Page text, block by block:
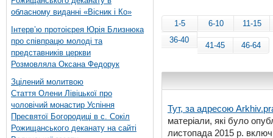
обласному виданні «Вісник і Ко»
Інтерв’ю протоієрея Юрія Близнюка
про співпрацю молоді та
представників церкви
Розмовляла Оксана Федорук
Зцілений молитвою
Стаття Олени Лівіцької про
чоловічий монастир Успіння
Пресвятої Богородиці в с. Сокіл
Рожищанського деканату на сайті
1-5 6-10
11-15
36-40
41-45 46-64
Тут, за адресою
матеріали, які було
листопада 2015 р.